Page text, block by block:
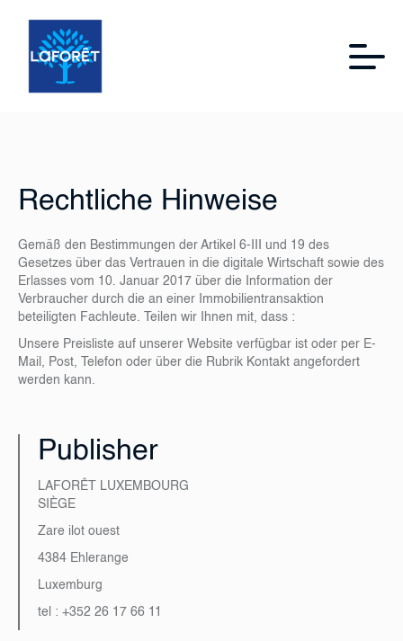
Rechtliche Hinweise
Gemäß den Bestimmungen der Artikel 6-III und 19 des
Gesetzes über das Vertrauen in die digitale Wirtschaft sowie des
Erlasses vom 10. Januar 2017 über die Information der
Verbraucher durch die an einer Immobilientransaktion
beteiligten Fachleute. Teilen wir Ihnen mit, dass :
Unsere Preisliste auf unserer Website verfügbar ist oder per E-
Mail, Post, Telefon oder über die Rubrik Kontakt angefordert
werden kann.
Publisher
LAFORÊT LUXEMBOURG
SIÈGE
Zare ilot ouest
4384 Ehlerange
Luxemburg
tel : +352 26 17 66 11